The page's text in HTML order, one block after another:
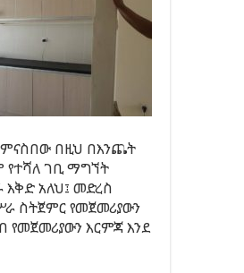
በዚህ በእንጨት
የተሻለ ገቢ ማግኘት
እቅድ አለህ፤ መድረስ
ስትጀምር የመጀመሪያውን
እርምጃ እንደ